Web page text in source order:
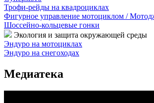
Трофи-рейды на квадроциклах
Фигурное управление мотоциклом /
Шоссейно-кольцевые гонки
Экология и защита окружающей среды
Эндуро на мотоциклах
Эндуро на снегоходах
Медиатека